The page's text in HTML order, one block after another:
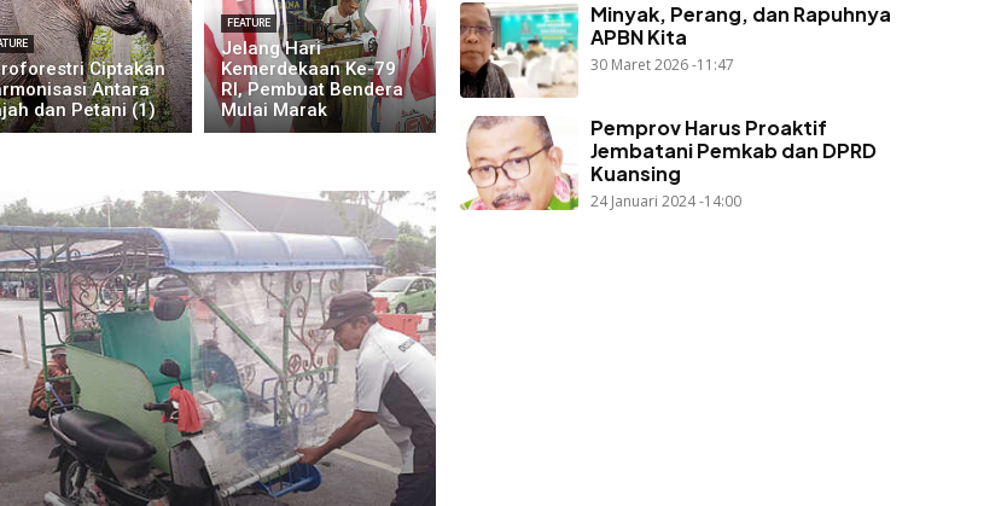
Ciptakan
Antara
dan Petani (1)
FEATURE
Jelang Hari
Kemerdekaan Ke-79
RI, Pembuat Bendera
Mulai Marak
Minyak, Perang, dan Rapuhnya
APBN Kita
30 Maret 2026 -11:47
Pemprov Harus Proaktif
Jembatani Pemkab dan DPRD
Kuansing
24 Januari 2024 -14:00